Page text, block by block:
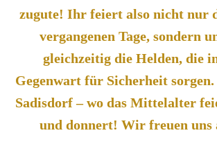
zugute! Ihr feiert also nicht nur
vergangenen Tage, sondern
gleichzeitig die Helden, die
Gegenwart für Sicherheit
Sadisdorf – wo das Mittelalter
und donnert! Wir freuen uns